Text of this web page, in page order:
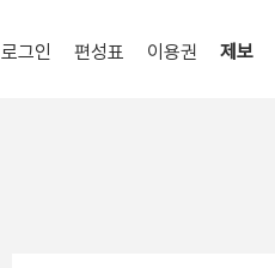
로그인 편성표 이용권 제보